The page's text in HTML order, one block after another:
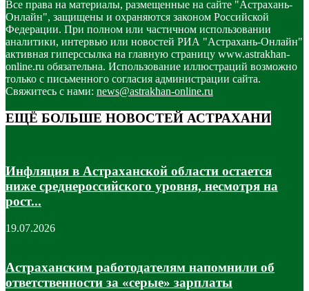
Все права на материалы, размещенные на сайте "Астрахань-
Онлайн", защищены и охраняются законом Российской
Федерации. При полном или частичном использовании
аналитики, интервью или новостей РИА "Астрахань-Онлайн"
активная гиперссылка на главную страницу www.astrakhan-
online.ru обязательна. Использование иллюстраций возможно
только с письменного согласия администрации сайта.
Свяжитесь с нами: news@astrakhan-online.ru
ЕЩЁ БОЛЬШЕ НОВОСТЕЙ АСТРАХАНИ
Инфляция в Астраханской области остается
ниже среднероссийского уровня, несмотря на
рост...
19.07.2026
Астраханским работодателям напомнили об
ответственности за «серые» зарплаты